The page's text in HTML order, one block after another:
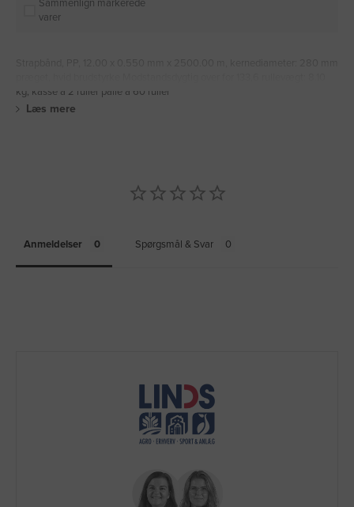
Sammenlign markerede
varer
kg, kasse a 2 ruller palle a 60 ruller
Læs mere
Anmeldelser Spørgsmål & Svar